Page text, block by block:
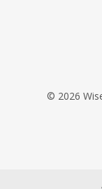
© 2026